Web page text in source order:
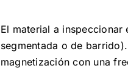
El material a
segmentada o de
magnetización con una